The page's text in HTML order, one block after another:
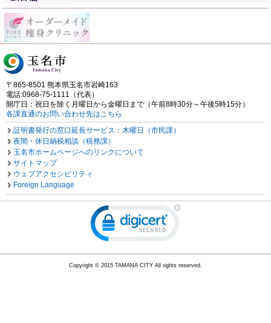
〒865-8501 熊本県玉名市岩崎163
電話:0968-75-1111（代表）
開庁日：祝日を除く月曜日から金曜日まで（午前8時30分～午後5時15分）
各課直通のお問い合わせ先はこちら
証明書発行の窓口延長サービス：木曜日（市民課）
夜間・休日納税相談（税務課）
玉名市ホームページへのリンクについて
サイトマップ
ウェブアクセシビリティ
Foreign Language
Copyright © 2015 TAMANA CITY All rights reserved.